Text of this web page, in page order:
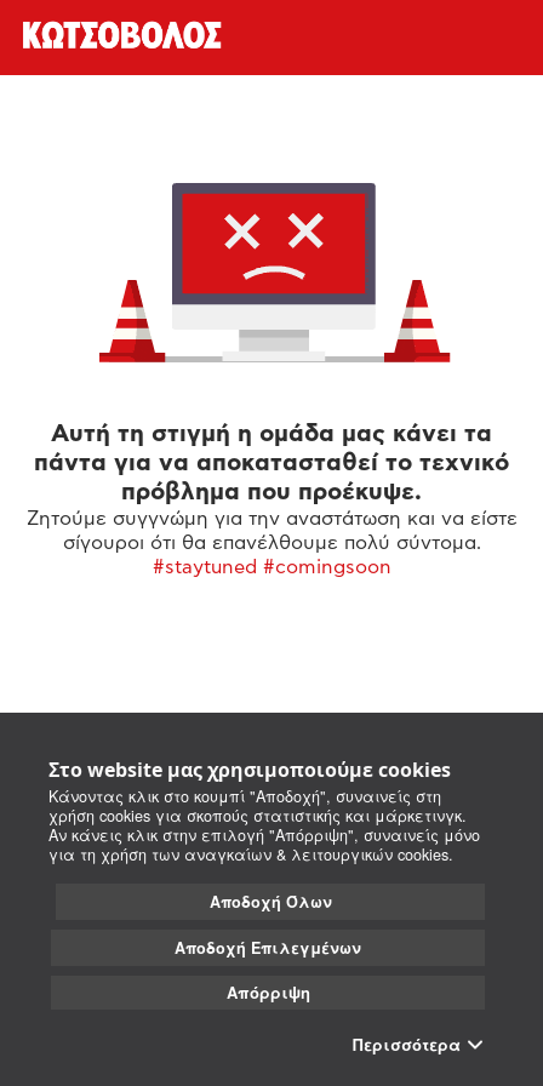
Στο website μας χρησιμοποιούμε cookies
Κάνοντας κλικ στο κουμπί "Αποδοχή", συναινείς στη
χρήση cookies για σκοπούς στατιστικής και μάρκετινγκ.
Αν κάνεις κλικ στην επιλογή "Απόρριψη", συναινείς μόνο
για τη χρήση των αναγκαίων & λειτουργικών cookies.
Αποδοχή Όλων
Αποδοχή Επιλεγμένων
Απόρριψη
Περισσότερα
Αυτή τη στιγμή η ομάδα μας κάνει τα
πάντα για να αποκατασταθεί το τεχνικό
πρόβλημα που προέκυψε.
Ζητούμε συγγνώμη για την αναστάτωση και να είστε
σίγουροι ότι θα επανέλθουμε πολύ σύντομα.
#staytuned #comingsoon